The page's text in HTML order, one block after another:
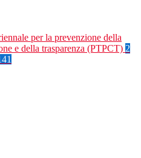
per la prevenzione della
e della trasparenza (PTPCT) 2